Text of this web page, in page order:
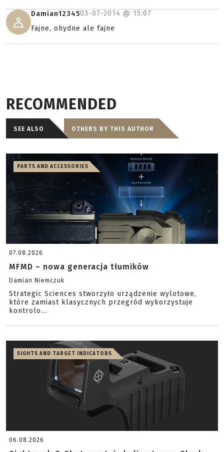
Damian1234503-07-2014 @ 15:07
Fajne, ohydne ale fajne
RECOMMENDED
SEE ALSO OTHERS BY THIS AUTHOR
PARTS AND ACCESSORIES
07.08.2026
MFMD – nowa generacja tłumików
Damian Niemczuk
Strategic Sciences stworzyło urządzenie wylotowe,
które zamiast klasycznych przegród wykorzystuje
kontrolo...
SIGHTS AND TARGET INDICATORS
06.08.2026